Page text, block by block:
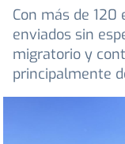
Con más de
enviados sin
migratorio y
principalmente